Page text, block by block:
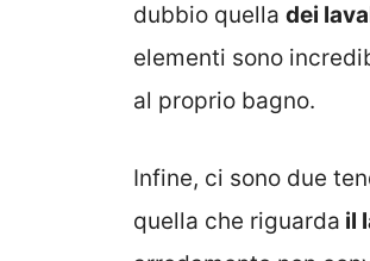
dubbio quella dei
elementi sono
al proprio bagno.
Infine, ci sono due
quella che riguarda il